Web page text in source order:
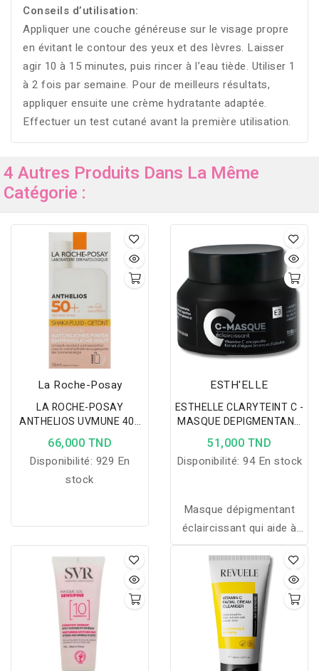
Conseils d’utilisation:
Appliquer une couche généreuse sur le visage propre
en évitant le contour des yeux et des lèvres. Laisser
agir 10 à 15 minutes, puis rincer à l’eau tiède. Utiliser 1
à 2 fois par semaine. Pour de meilleurs résultats,
appliquer ensuite une crème hydratante adaptée.
Effectuer un test cutané avant la première utilisation.
4 Autres Produits Dans La Même
Catégorie :
La Roche-Posay
LA ROCHE-POSAY
ANTHELIOS UVMUNE 400
FLUID TEINTEE SPF50+
50ML
66,000 TND
Disponibilité: 929 En
stock
ESTH'ELLE
ESTHELLE CLARYTEINT C -
MASQUE DEPIGMENTANT
50Gr
51,000 TND
Disponibilité: 94 En stock
Masque dépigmentant
éclaircissant qui aide à
réduire les taches, unifier
le teint et révéler l’éclat
naturel de la peau.